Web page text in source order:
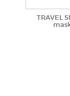
TRAVEL